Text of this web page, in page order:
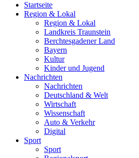
Startseite
Region & Lokal
Region & Lokal
Landkreis Traunstein
Berchtesgadener Land
Bayern
Kultur
Kinder und Jugend
Nachrichten
Nachrichten
Deutschland & Welt
Wirtschaft
Wissenschaft
Auto & Verkehr
Digital
Sport
Sport